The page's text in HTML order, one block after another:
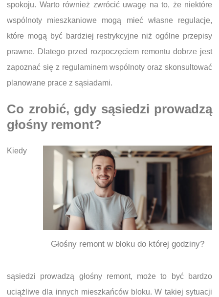
spokoju. Warto również zwrócić uwagę na to, że niektóre
wspólnoty mieszkaniowe mogą mieć własne regulacje,
które mogą być bardziej restrykcyjne niż ogólne przepisy
prawne. Dlatego przed rozpoczęciem remontu dobrze jest
zapoznać się z regulaminem wspólnoty oraz skonsultować
planowane prace z sąsiadami.
Co zrobić, gdy sąsiedzi prowadzą
głośny remont?
Głośny remont w bloku do której godziny?
Kiedy
sąsiedzi prowadzą głośny remont, może to być bardzo
uciążliwe dla innych mieszkańców bloku. W takiej sytuacji